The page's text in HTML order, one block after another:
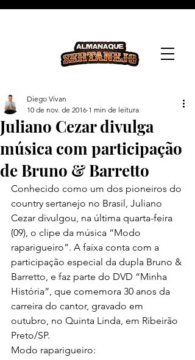
Juliano Cezar divulga
música com participação
de Bruno & Barretto
Diego Vivan
10 de nov. de 2016 1 min de leitura
Conhecido como um dos pioneiros do
country sertanejo no Brasil, Juliano
Cezar divulgou, na última quarta-feira
(09), o clipe da música “Modo
raparigueiro”. A faixa conta com a
participação especial da dupla Bruno &
Barretto, e faz parte do DVD “Minha
História”, que comemora 30 anos da
carreira do cantor, gravado em
outubro, no Quinta Linda, em Ribeirão
Preto/SP.
Modo raparigueiro: